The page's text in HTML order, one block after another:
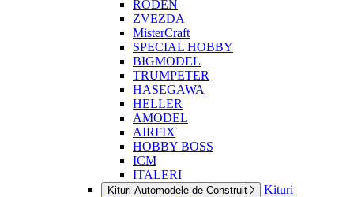
RODEN
ZVEZDA
MisterCraft
SPECIAL HOBBY
BIGMODEL
TRUMPETER
HASEGAWA
HELLER
AMODEL
AIRFIX
HOBBY BOSS
ICM
ITALERI
Kituri Automodele de Construit
Kituri